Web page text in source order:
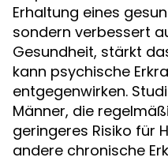
Erhaltung eines
sondern verbessert
Gesundheit, stärkt
kann psychische
entgegenwirken.
Männer, die
geringeres Risiko für
andere chronische